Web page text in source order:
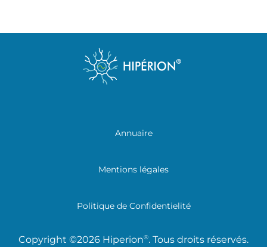
Annuaire
Mentions légales
Politique de Confidentielité
Copyright ©2026 Hiperion®. Tous droits réservés.